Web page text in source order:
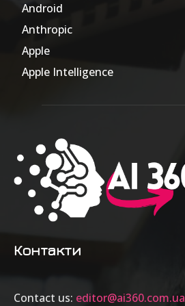
Android
Anthropic
Apple
Apple Intelligence
Контакти
Contact us: editor@ai360.com.ua